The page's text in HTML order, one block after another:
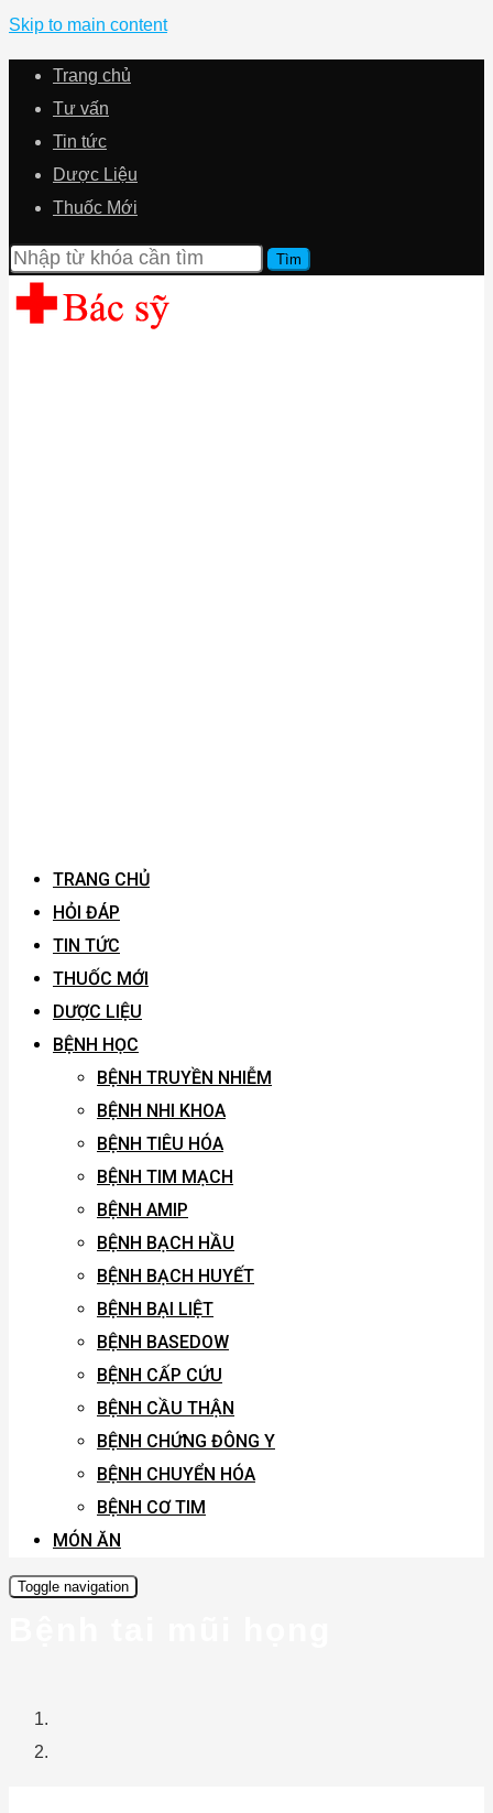
Skip to main content
Trang chủ
Tư vấn
Tin tức
Dược Liệu
Thuốc Mới
TRANG CHỦ
HỎI ĐÁP
TIN TỨC
THUỐC MỚI
DƯỢC LIỆU
BỆNH HỌC
BỆNH TRUYỀN NHIỄM
BỆNH NHI KHOA
BỆNH TIÊU HÓA
BỆNH TIM MẠCH
BỆNH AMIP
BỆNH BẠCH HẦU
BỆNH BẠCH HUYẾT
BỆNH BẠI LIỆT
BỆNH BASEDOW
BỆNH CẤP CỨU
BỆNH CẦU THẬN
BỆNH CHỨNG ĐÔNG Y
BỆNH CHUYỂN HÓA
BỆNH CƠ TIM
MÓN ĂN
Toggle navigation